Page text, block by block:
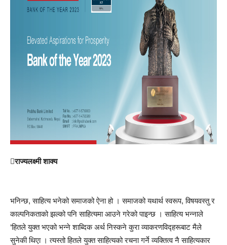
राज्यलक्ष्मी शाक्य
भनिन्छ, साहित्य भनेको समाजको ऐना हो । समाजको यथार्थ स्वरूप, विषयवस्तु र
काल्पनिकताको झल्को पनि साहित्यमा आउने गरेको पाइन्छ । साहित्य भन्नाले
‘हितले युक्त भएको भन्ने शाब्दिक अर्थ निस्कने कुरा व्याकरणविद्हरूबाट मैले
सुनेकी थिएा । त्यस्तो हितले युक्त साहित्यको रचना गर्ने व्यक्तित्व नै साहित्यकार